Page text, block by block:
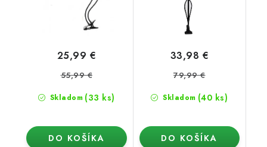
Skladom (33 ks)
25,99 €
55,99 €
DO KOŠÍKA
Skladom (40 ks)
33,98 €
79,99 €
DO KOŠÍKA